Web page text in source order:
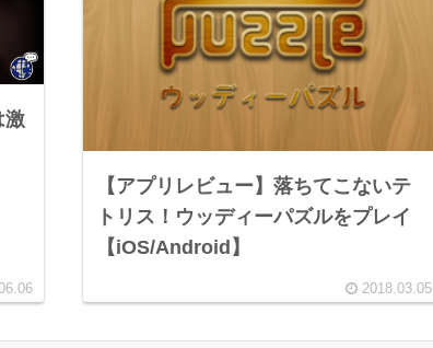
激
【アプリレビュー】落ちてこないテ
トリス！ウッディーパズルをプレイ
【iOS/Android】
2018.03.05